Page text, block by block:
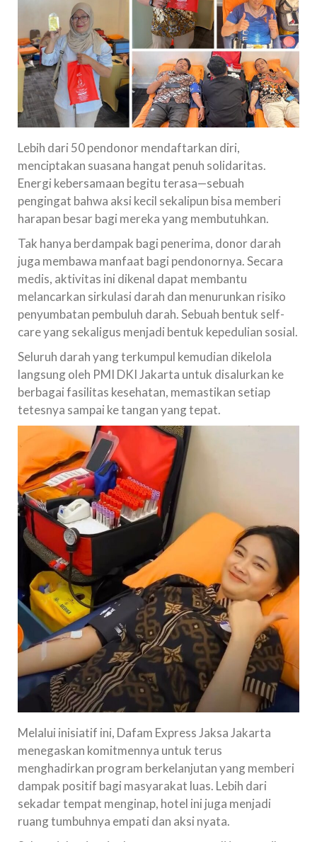
Lebih dari 50 pendonor mendaftarkan diri,
menciptakan suasana hangat penuh solidaritas.
Energi kebersamaan begitu terasa—sebuah
pengingat bahwa aksi kecil sekalipun bisa memberi
harapan besar bagi mereka yang membutuhkan.
Tak hanya berdampak bagi penerima, donor darah
juga membawa manfaat bagi pendonornya. Secara
medis, aktivitas ini dikenal dapat membantu
melancarkan sirkulasi darah dan menurunkan risiko
penyumbatan pembuluh darah. Sebuah bentuk self-
care yang sekaligus menjadi bentuk kepedulian sosial.
Seluruh darah yang terkumpul kemudian dikelola
langsung oleh PMI DKI Jakarta untuk disalurkan ke
berbagai fasilitas kesehatan, memastikan setiap
tetesnya sampai ke tangan yang tepat.
Melalui inisiatif ini, Dafam Express Jaksa Jakarta
menegaskan komitmennya untuk terus
menghadirkan program berkelanjutan yang memberi
dampak positif bagi masyarakat luas. Lebih dari
sekadar tempat menginap, hotel ini juga menjadi
ruang tumbuhnya empati dan aksi nyata.